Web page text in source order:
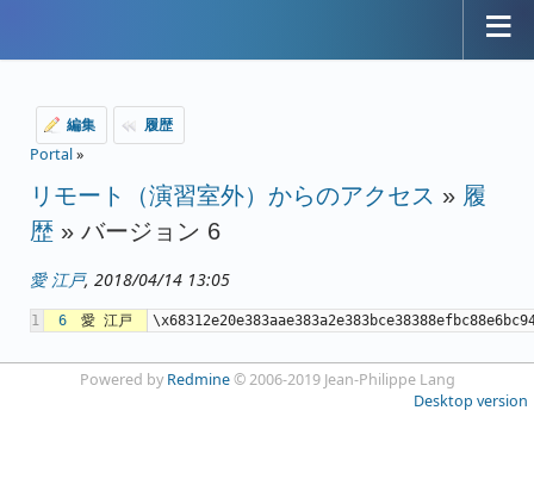
編集
履歴
Portal»
リモート（演習室外）からのアクセス » 履
歴 » バージョン 6
愛 江戸, 2018/04/14 13:05
1 6 愛 江戸
Powered by Redmine© 2006-2019 Jean-Philippe Lang
Desktop version